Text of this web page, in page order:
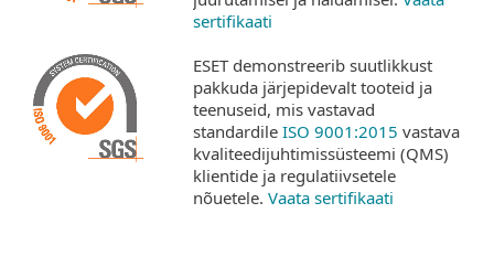
sertifikaati
ESET demonstreerib suutlikkust
pakkuda järjepidevalt tooteid ja
teenuseid, mis vastavad
standardile ISO 9001:2015 vastava
kvaliteedijuhtimissüsteemi (QMS)
klientide ja regulatiivsetele
nõuetele. Vaata sertifikaati